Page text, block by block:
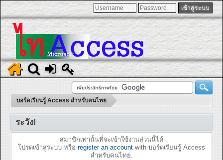
บอร์ดเรียนรู้ Access สำหรับคนไทย
ระวัง!
สมาชิกเท่านั้นที่จะเข้าใช้งานส่วนนี้ได้
โปรดเข้าสู่ระบบ หรือ register an account with บอร์ดเรียนรู้ Access
สำหรับคนไทย.